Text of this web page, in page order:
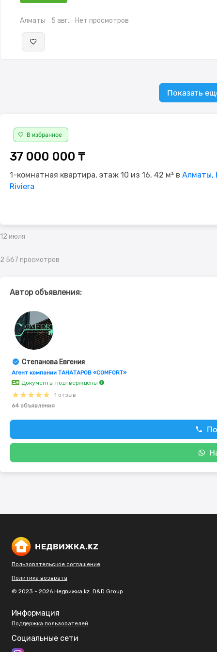
студия,Встроенная кухня,Новая
Алматы 5 авг. Нет просмотров
Показать
В избранное
37 000 000 ₸
1-комнатная квартира, этаж 10 из 16, 42 м² в Алматы,
Riviera
12 июля
2 567 просмотров
Автор объявления:
Степанова Евгения
Агент компании ТАНАТАРОВ «COMFORT»
Документы подтверждены
1 отзыв
64 объявления
Пользовательское соглашение
Политика возврата
© 2023 - 2026 Недвижка.kz. D&D Group
Информация
Поддержка пользователей
Социальные сети